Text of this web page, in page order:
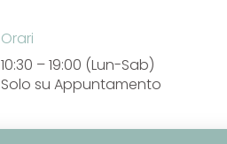
Orari
10:30 – 19:00 (Lun-Sab)
Solo su Appuntamento